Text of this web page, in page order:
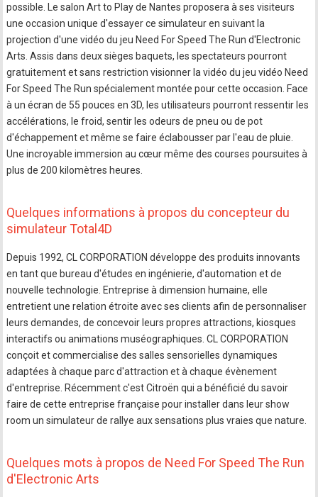
possible. Le salon Art to Play de Nantes proposera à ses visiteurs
une occasion unique d'essayer ce simulateur en suivant la
projection d'une vidéo du jeu Need For Speed The Run d'Electronic
Arts. Assis dans deux sièges baquets, les spectateurs pourront
gratuitement et sans restriction visionner la vidéo du jeu vidéo Need
For Speed The Run spécialement montée pour cette occasion. Face
à un écran de 55 pouces en 3D, les utilisateurs pourront ressentir les
accélérations, le froid, sentir les odeurs de pneu ou de pot
d'échappement et même se faire éclabousser par l'eau de pluie.
Une incroyable immersion au cœur même des courses poursuites à
plus de 200 kilomètres heures.
Quelques informations à propos du concepteur du
simulateur Total4D
Depuis 1992, CL CORPORATION développe des produits innovants
en tant que bureau d'études en ingénierie, d'automation et de
nouvelle technologie. Entreprise à dimension humaine, elle
entretient une relation étroite avec ses clients afin de personnaliser
leurs demandes, de concevoir leurs propres attractions, kiosques
interactifs ou animations muséographiques. CL CORPORATION
conçoit et commercialise des salles sensorielles dynamiques
adaptées à chaque parc d'attraction et à chaque évènement
d'entreprise. Récemment c'est Citroën qui a bénéficié du savoir
faire de cette entreprise française pour installer dans leur show
room un simulateur de rallye aux sensations plus vraies que nature.
Quelques mots à propos de Need For Speed The Run
d'Electronic Arts